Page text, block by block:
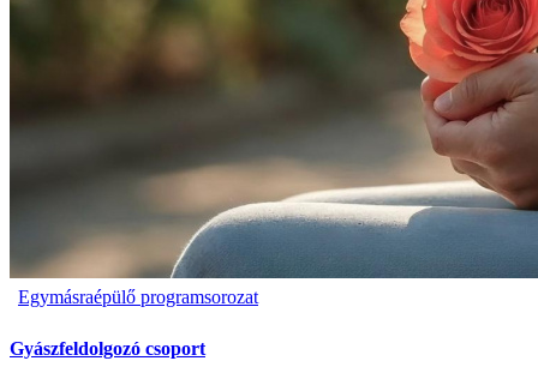
Egymásraépülő programsorozat
Gyászfeldolgozó csoport